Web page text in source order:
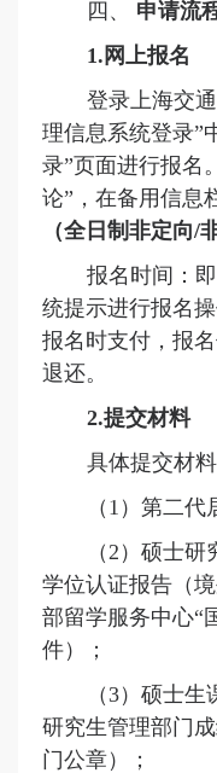
四、
申请流
1.网上报名
登录上海交
理信息系统登录
录”页面进行报名
论”，在备用信息
（全日制 非定向/
报名时间：
统提示进行报名
报名时支付，报
退还。
2.提交材料
具体提交材
（ 1 ）第二代
（2 ）硕士研
学位认证报告（
部留学服务中心“
件）；
（3）硕士生
研究生管理部门
门公章）；